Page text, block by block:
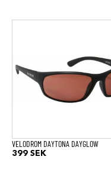
VELODROM DAYTONA DAYGLOW
399 SEK